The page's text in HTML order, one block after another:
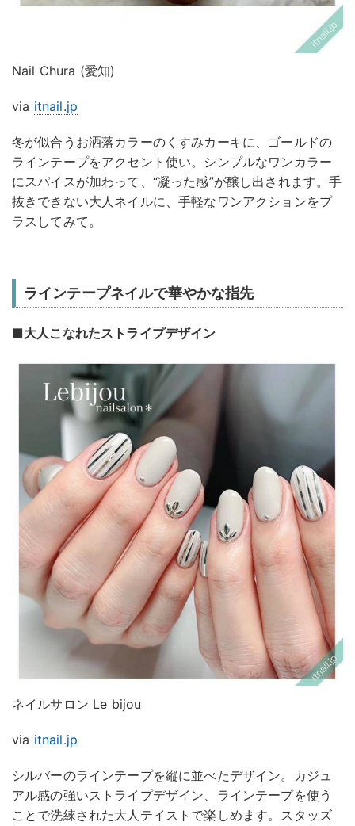
Nail Chura (愛知)
via itnail.jp
冬が似合うお洒落カラーのくすみカーキに、ゴールドの
ラインテープをアクセント使い。シンプルなワンカラー
にスパイスが加わって、“凝った感”が醸し出されます。手
抜きできない大人ネイルに、手軽なワンアクションをプ
ラスしてみて。
ラインテープネイルで華やかな指先
■大人こなれたストライプデザイン
ネイルサロン Le bijou
via itnail.jp
シルバーのラインテープを縦に並べたデザイン。カジュ
アル感の強いストライプデザイン、ラインテープを使う
ことで洗練された大人テイストで楽しめます。スタッズ